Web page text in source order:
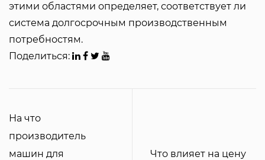
этими областями определяет, соответствует ли
система долгосрочным производственным
потребностям.
Поделиться:
На что
производитель
машин для
Что влияет на цену